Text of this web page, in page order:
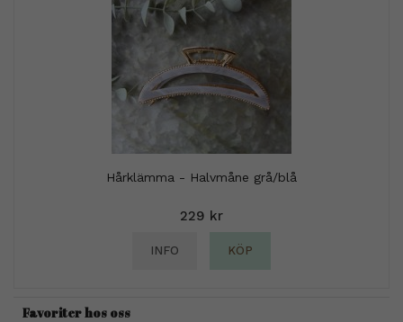
Hårklämma - Halvmåne grå/blå
229 kr
INFO KÖP
Favoriter hos oss